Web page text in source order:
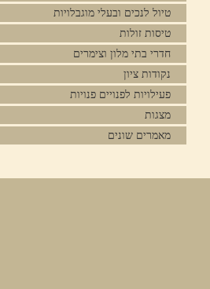
טיול לנכים ובעלי מוגבלויות
טיסות זולות
חדרי בתי מלון וצימרים
נקודות ציון
פעילויות לפנויים פנויות
מצגות
מאמרים שונים